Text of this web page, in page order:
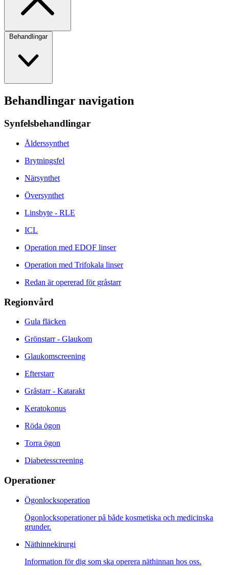
Behandlingar
Behandlingar navigation
Synfelsbehandlingar
Ålderssynthet
Brytningsfel
Närsynthet
Översynthet
Linsbyte - RLE
ICL
Operation med EDOF linser
Operation med Trifokala linser
Redan är opererad för gråstarr
Regionvård
Gula fläcken
Grönstarr - Glaukom
Glaukomscreening
Efterstarr
Gråstarr - Katarakt
Keratokonus
Röda ögon
Torra ögon
Diabetesscreening
Operationer
Ögonlocksoperation
Ögonlocksoperationer på både kosmetiska och medicinska
grunder.
Näthinnekirurgi
Information för dig som ska operera näthinnan hos oss.